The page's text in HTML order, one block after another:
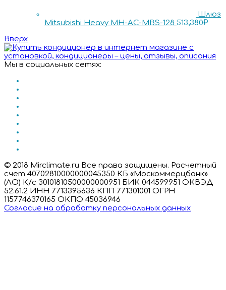
Шлюз
Mitsubishi Heavy MH-AC-MBS-128 513,380₽
Вверх
Мы в социальных сетях:
© 2018 Mirclimate.ru Все права защищены. Расчетный
счет 40702810000000045350 КБ «Москоммерцбанк»
(АО) К/с 30101810500000000951 БИК 044599951 ОКВЭД
52.61.2 ИНН 7713395636 КПП 771301001 ОГРН
1157746370165 ОКПО 45036946
Согласие на обработку персональных данных